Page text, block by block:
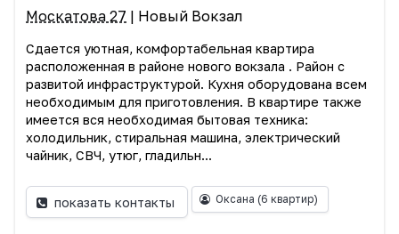
Москатова 27 | Новый Вокзал
Сдается уютная, комфортабельная квартира
расположенная в районе нового вокзала . Район с
развитой инфраструктурой. Кухня оборудована всем
необходимым для приготовления. В квартире также
имеется вся необходимая бытовая техника:
холодильник, стиральная машина, электрический
чайник, СВЧ, утюг, гладильн...
показать контакты Оксана (6 квартир)